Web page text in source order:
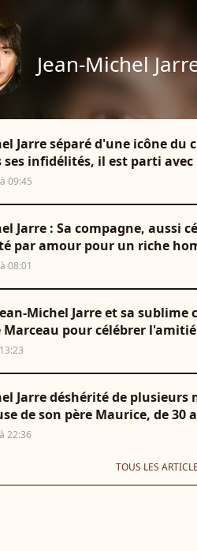
Jean-Michel
Jarre séparé d'une icône du
ses infidélités, il est parti
09:45
Jarre : Sa compagne, aussi
par amour pour un riche
08:01
Michel Jarre et sa
Marceau pour célébrer
Jarre déshérité de
de son père Maurice, de 30
22:36
TOUS LES